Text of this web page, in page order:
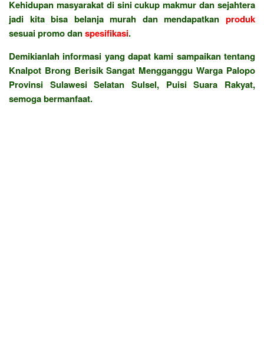
Kehidupan masyarakat di sini cukup makmur dan sejahtera
jadi kita bisa belanja murah dan mendapatkan produk
sesuai promo danspesifikasi.
Demikianlah informasi yang dapat kami sampaikan tentang
Knalpot Brong Berisik Sangat Mengganggu Warga Palopo
Provinsi Sulawesi Selatan Sulsel, Puisi Suara Rakyat,
semoga bermanfaat.